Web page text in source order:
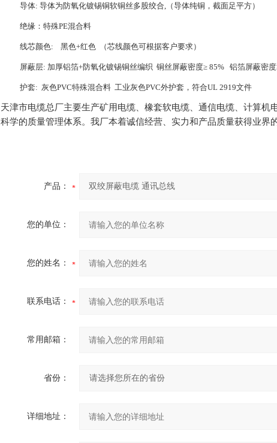
导体: 导体为防氧化镀锡铜软铜丝多股绞合, （导体纯铜，截面足平方）
绝缘 ：特殊PE混合料
线芯颜色: 黑色+红色 （芯线颜色可根据客户要求）
屏蔽层: 加厚铝箔+防氧化镀锡铜丝编织 铜丝屏蔽密度≥ 85% 铝箔屏蔽密
护套: 灰色PVC特殊混合料 工业灰色PVC外护套，符合UL 2919文件
天津市电缆总厂主要生产矿用电缆、橡套软电缆、通信电缆、计算机
科学的质量管理体系。我厂本着诚信经营、实力和产品质量获得业界
产品：
您的单位：
您的姓名：
联系电话：
常用邮箱：
省份：
详细地址：